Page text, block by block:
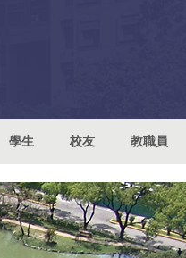
學生 校友 教職員